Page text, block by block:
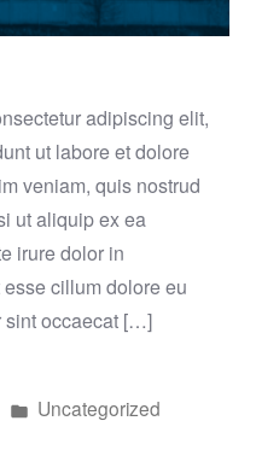
adipiscing elit,
ut labore et dolore
veniam, quis nostrud
ut aliquip ex ea
irure dolor in
cillum dolore eu
sint occaecat […]
Publicado
Uncategorized